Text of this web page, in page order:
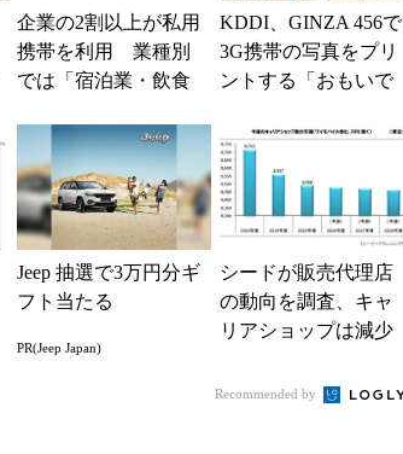
企業の2割以上が私用
携帯を利用 業種別
では「宿泊業・飲食
―楽天モバイルが調
査
KDDI、GINZA 456で
3G携帯の写真をプリ
ントする「おもいで
催
Jeep 抽選で3万円分ギ
フト当たる
PR(Jeep Japan)
シードが販売代理店
の動向を調査、キャ
リアショップは減少
Recommended by